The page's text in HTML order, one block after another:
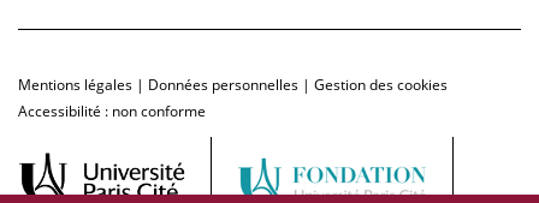
Mentions légales | Données personnelles | Gestion des cookies
Accessibilité : non conforme